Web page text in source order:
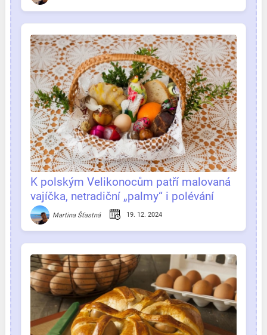
K polským Velikonocům patří malovaná
vajíčka, netradiční „palmy“ i polévání
vodouMartina Šťastná 19. 12. 2024